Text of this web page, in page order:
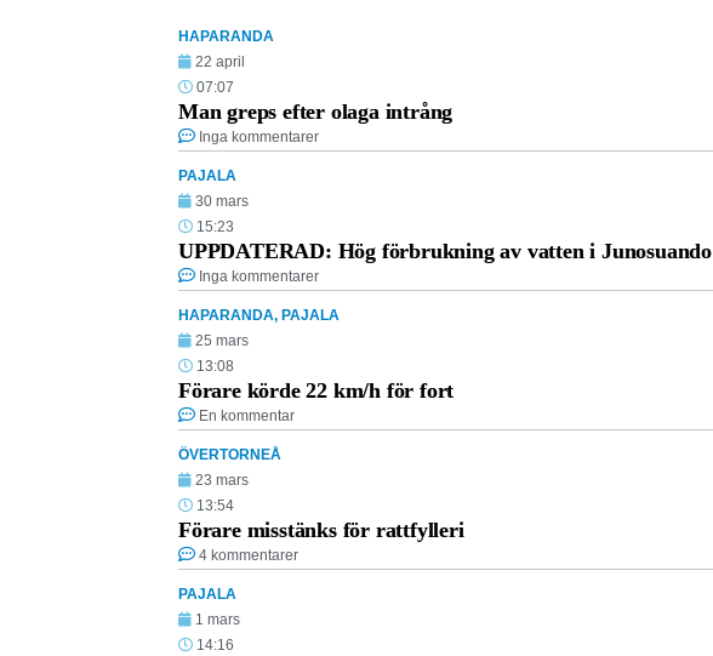
HAPARANDA
22 april
07:07
Man greps efter olaga intrång
Inga kommentarer
PAJALA
30 mars
15:23
UPPDATERAD: Hög förbrukning av vatten i Junosuando
Inga kommentarer
HAPARANDA, PAJALA
25 mars
13:08
Förare körde 22 km/h för fort
En kommentar
ÖVERTORNEÅ
23 mars
13:54
Förare misstänks för rattfylleri
4 kommentarer
PAJALA
1 mars
14:16